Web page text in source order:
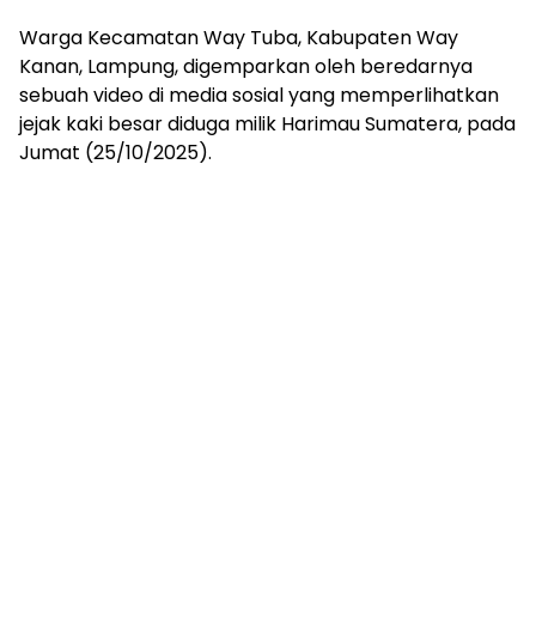
Warga Kecamatan Way Tuba, Kabupaten Way
Kanan, Lampung, digemparkan oleh beredarnya
sebuah video di media sosial yang memperlihatkan
jejak kaki besar diduga milik Harimau Sumatera, pada
Jumat (25/10/2025).